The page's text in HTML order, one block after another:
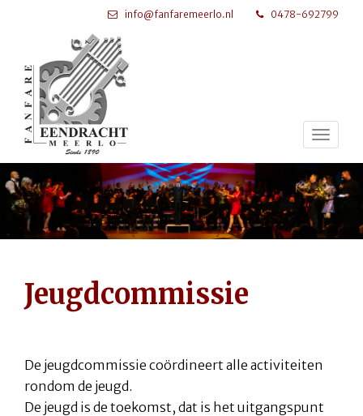
info@fanfaremeerlo.nl 0478-692799
Toggle
Jeugdcommissie
De jeugdcommissie coördineert alle activiteiten
rondom de jeugd.
De jeugd is de toekomst, dat is het uitgangspunt